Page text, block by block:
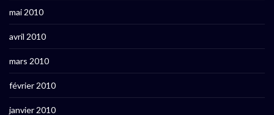
mai 2010
avril 2010
mars 2010
février 2010
janvier 2010